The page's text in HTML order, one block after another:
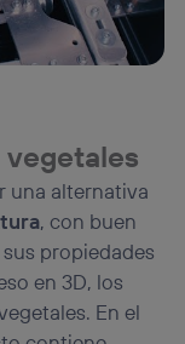
una alternativa
, con buen
propiedades
en 3D, los
En el